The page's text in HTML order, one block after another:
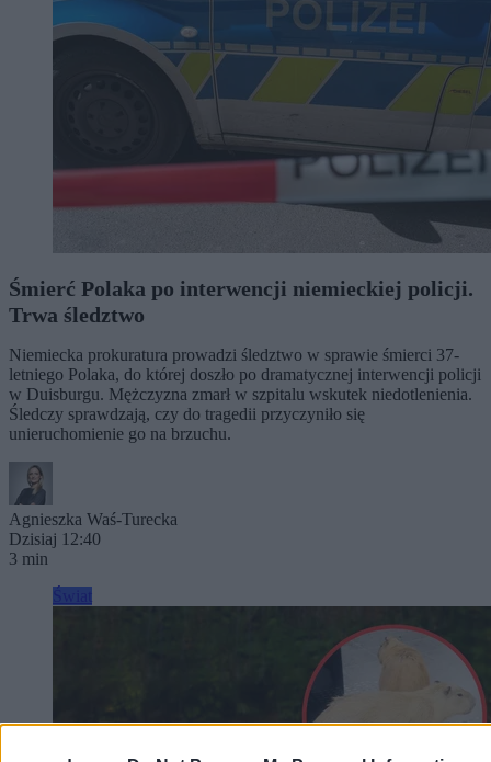
Śmierć Polaka po interwencji niemieckiej policji.
Trwa śledztwo
Niemiecka prokuratura prowadzi śledztwo w sprawie śmierci 37-
letniego Polaka, do której doszło po dramatycznej interwencji policji
w Duisburgu. Mężczyzna zmarł w szpitalu wskutek niedotlenienia.
Śledczy sprawdzają, czy do tragedii przyczyniło się
unieruchomienie go na brzuchu.
Agnieszka Waś-Turecka
Dzisiaj 12:40
3 min